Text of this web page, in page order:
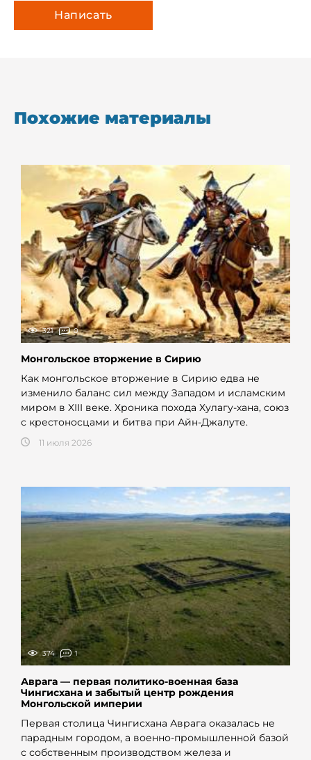
Похожие материалы
321 0
Монгольское вторжение в Сирию
Как монгольское вторжение в Сирию едва не
изменило баланс сил между Западом и исламским
миром в XIII веке. Хроника похода Хулагу-хана, союз
с крестоносцами и битва при Айн-Джалуте.
11 июля 2026
374 1
Аврага — первая политико-военная база
Чингисхана и забытый центр рождения
Монгольской империи
Первая столица Чингисхана Аврага оказалась не
парадным городом, а военно-промышленной базой
с собственным производством железа и